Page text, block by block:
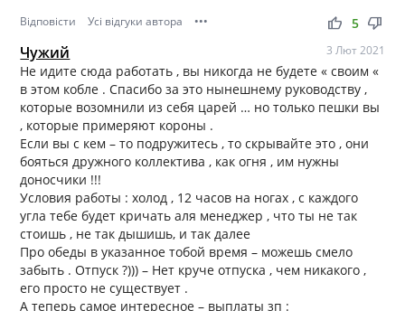
Відповісти Усі відгуки автора ••• thumb_up thumb_down
5
Чужий 3 Лют 2021
Не идите сюда работать , вы никогда не будете « своим «
в этом кобле . Спасибо за это нынешнему руководству ,
которые возомнили из себя царей … но только пешки вы
, которые примеряют короны .
Если вы с кем – то подружитесь , то скрывайте это , они
бояться дружного коллектива , как огня , им нужны
доносчики !!!
Условия работы : холод , 12 часов на ногах , с каждого
угла тебе будет кричать аля менеджер , что ты не так
стоишь , не так дышишь, и так далее
Про обеды в указанное тобой время – можешь смело
забыть . Отпуск ?))) – Нет круче отпуска , чем никакого ,
его просто не существует .
А теперь самое интересное – выплаты зп :